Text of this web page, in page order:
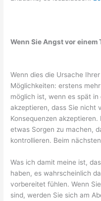
Wenn Sie Angst vor einem
Wenn dies die Ursache
Möglichkeiten: erstens
möglich ist, wenn es spät
akzeptieren, dass Sie nicht
Konsequenzen
etwas Sorgen zu machen,
kontrollieren. Beim
Was ich damit meine ist,
haben, es wahrscheinlich
vorbereitet fühlen. Wenn
sind, werden Sie sich am